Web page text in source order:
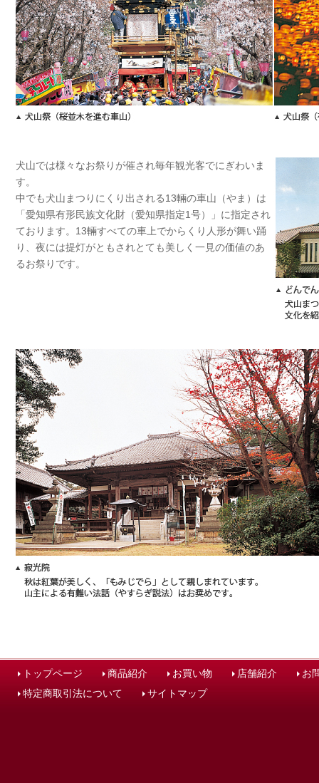
犬山では様々なお祭りが催され毎年観光客でにぎわいま
す。
中でも犬山まつりにくり出される13輛の車山（やま）は
「愛知県有形民族文化財（愛知県指定1号）」に指定され
ております。13輛すべての車上でからくり人形が舞い踊
り、夜には提灯がともされとても美しく一見の価値のあ
るお祭りです。
トップページ 商品紹介 お買い物 店舗紹介
お
特定商取引法について
サイトマップ